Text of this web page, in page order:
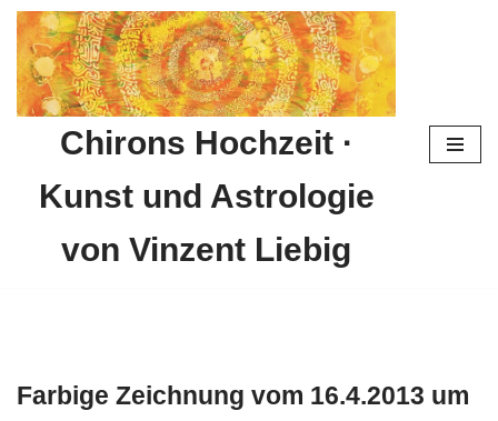
Zum
Inhalt
springen
Chirons Hochzeit ·
Kunst und Astrologie
von Vinzent Liebig
Farbige Zeichnung vom 16.4.2013 um